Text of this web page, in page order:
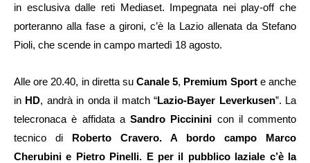
in esclusiva dalle reti Mediaset. Impegnata nei play-off che
porteranno alla fase a gironi, c’è la Lazio allenata da Stefano
Pioli, che scende in campo martedì 18 agosto.
Alle ore 20.40, in diretta suCanale 5, Premium Sporte anche
in HD, andrà in onda il match “Lazio-Bayer Leverkusen”. La
telecronaca è affidata a Sandro Piccinini con il commento
tecnico di Roberto Cravero.
A bordo campo Marco
Cherubini e Pietro Pinelli. E per il pubblico laziale c’è la